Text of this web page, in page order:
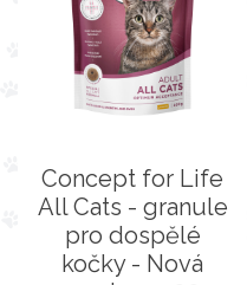
Concept for Life
All Cats - granule
pro dospělé
kočky - Nová